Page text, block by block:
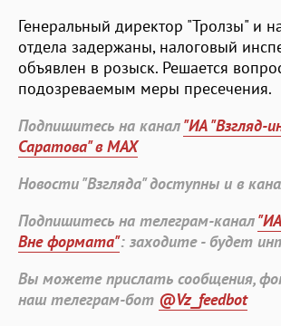
Генеральный директор "Тролзы" и
отдела задержаны, налоговый
объявлен в розыск. Решается
подозреваемым меры пресечения.
Подпишитесь на канал"ИА "Взгляд-
Саратова" в MAX
Новости "Взгляда" доступны и в
Подпишитесь на телеграм-канал
Вне формата": заходите - будет
Вы можете прислать сообщения,
наш телеграм-бот @Vz_feedbot